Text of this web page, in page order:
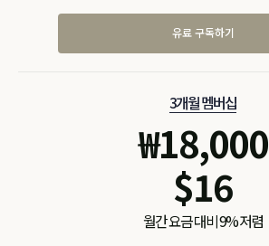
유료 구독하기
3개월 멤버십
₩18,000
$16
월간 요금 대비 9% 저렴